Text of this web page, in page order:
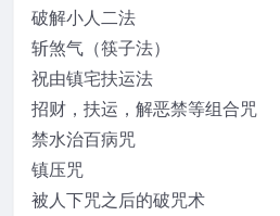
破解小人二法
斩煞气（筷子法）
祝由镇宅扶运法
招财，扶运，解恶禁等组合咒
禁水治百病咒
镇压咒
被人下咒之后的破咒术